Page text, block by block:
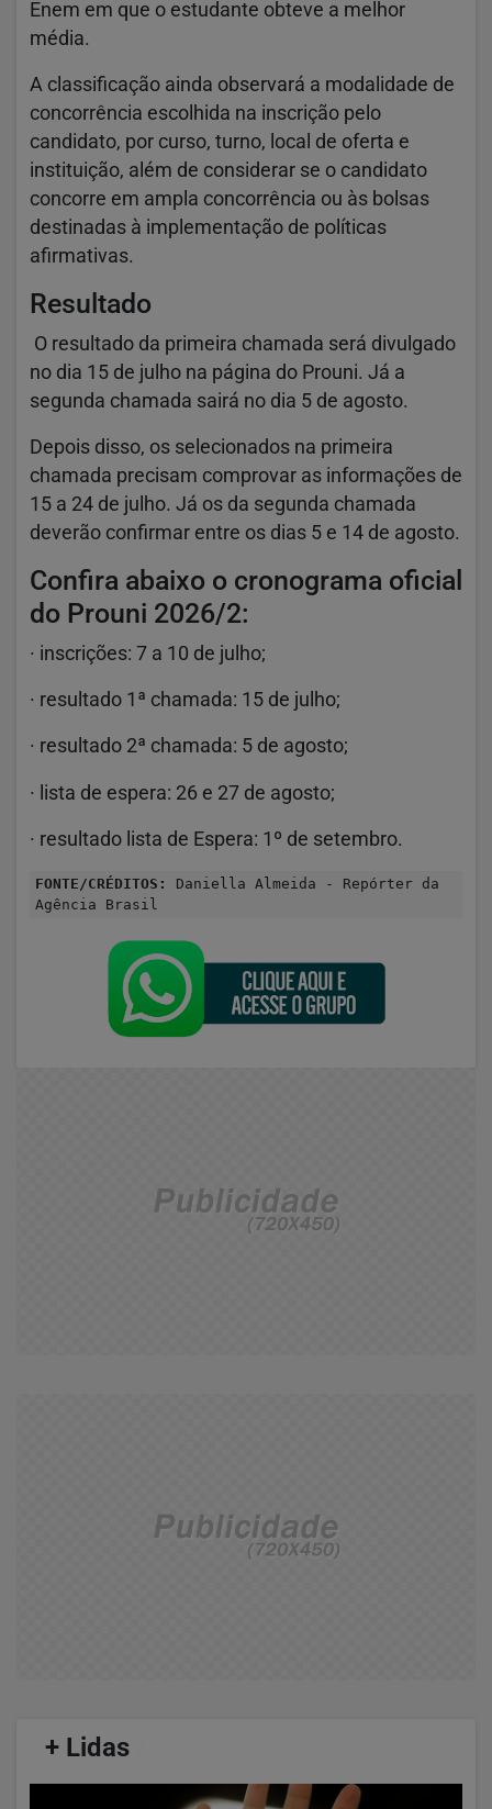
Enem em que o estudante obteve a melhor
média.
A classificação ainda observará a modalidade de
concorrência escolhida na inscrição pelo
candidato, por curso, turno, local de oferta e
instituição, além de considerar se o candidato
concorre em ampla concorrência ou às bolsas
destinadas à implementação de políticas
afirmativas.
Resultado
O resultado da primeira chamada será divulgado
no dia 15 de julho na página do Prouni. Já a
segunda chamada sairá no dia 5 de agosto.
Depois disso, os selecionados na primeira
chamada precisam comprovar as informações de
15 a 24 de julho. Já os da segunda chamada
deverão confirmar entre os dias 5 e 14 de agosto.
Confira abaixo o cronograma oficial
do Prouni 2026/2:
· inscrições: 7 a 10 de julho;
· resultado 1ª chamada: 15 de julho;
· resultado 2ª chamada: 5 de agosto;
· lista de espera: 26 e 27 de agosto;
· resultado lista de Espera: 1º de setembro.
FONTE/CRÉDITOS:
Daniella Almeida - Repórter da
Agência Brasil
+ Lidas